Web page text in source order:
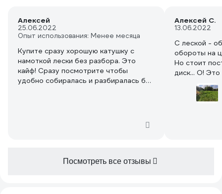
Алексей
25.06.2022
Опыт использования: Менее месяца
Купите сразу хорошую катушку с
намоткой лески без разбора. Это
кайф! Сразу посмотрите чтобы
удобно собиралась и разбиралась без
все написано. Соберите по возможно
Алексей С.
13.06.2022
С леской -
обороты на
Но стоит
диск... О!
репейник
рост и
Посмотреть все отзывы